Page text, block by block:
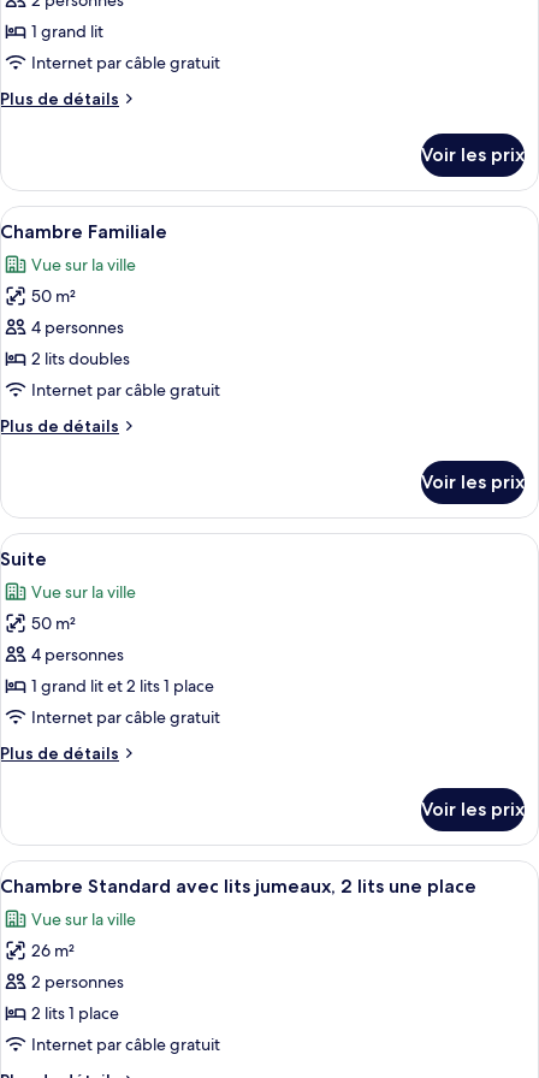
ce
type
chambre :
Affaires
1 grand lit
Internet par câble gratuit
Plus de détails
Plus
le
type
de
Chambre
Double
Affaires
Voir les prix
Afficher
toutes
les
photos
pour
ce
type
chambre :
Une chambre d’hôtel avec deux lits,
3
Chambre Familiale
Vue sur la ville
50 m²
4 personnes
2 lits doubles
Internet par câble gratuit
Plus de détails
Plus
le
type
de
Chambre
Familiale
Voir les prix
Afficher
toutes
les
photos
pour
ce
type
chambre :
Une chambre d’hôtel avec deux lits,
3
Suite
Vue sur la ville
50 m²
4 personnes
1 grand lit et 2 lits 1 place
Internet par câble gratuit
Plus de détails
Plus
le
type
de
Suite
Voir les prix
Afficher
toutes
les
photos
pour
ce
type
Une chambre d’hôtel avec deux
5
Chambre Standard avec lits jumeaux, 2 lits une place
Vue sur la ville
26 m²
2 personnes
2 lits 1 place
Internet par câble gratuit